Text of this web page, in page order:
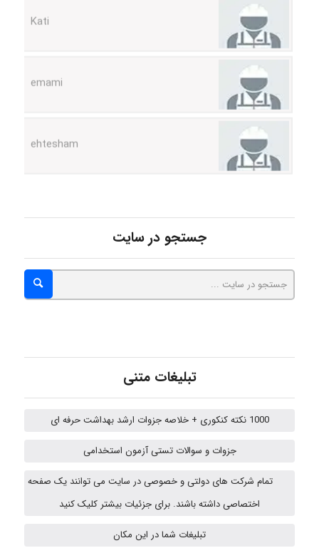
Chehri
roya_boostani
Fateme896
جستجو در سایت
تبلیغات متنی
1000 نکته کنکوری + خلاصه جزوات ارشد بهداشت حرفه ای
جزوات و سوالات تستی آزمون استخدامی
تمام شرکت های دولتی و خصوصی در سایت می توانند یک صفحه
اختصاصی داشته باشند. برای جزئیات بیشتر کلیک کنید
تبلیغات شما در این مکان